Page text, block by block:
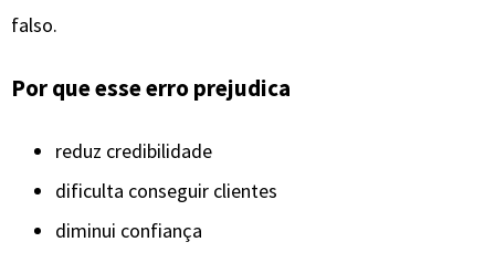
falso.
Por que esse erro prejudica
reduz credibilidade
dificulta conseguir clientes
diminui confiança